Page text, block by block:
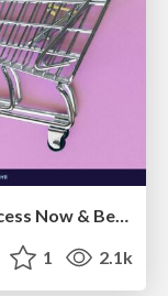
Ecommerce SEO: The Keys for Success Now & Beyond - #SERPConf2024
1 2.1k